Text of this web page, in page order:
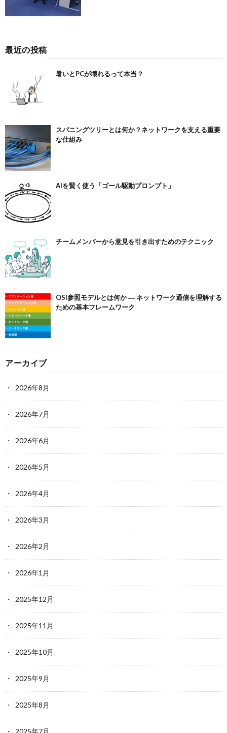
最近の投稿
暑いとPCが壊れるって本当？
スパニングツリーとは何か？ネットワークを支える重要
な仕組み
AIを賢く使う「ゴール駆動プロンプト」
チームメンバーから意見を引き出すためのテクニック
OSI参照モデルとは何か ― ネットワーク通信を理解する
ための基本フレームワーク
アーカイブ
2026年8月
2026年7月
2026年6月
2026年5月
2026年4月
2026年3月
2026年2月
2026年1月
2025年12月
2025年11月
2025年10月
2025年9月
2025年8月
2025年7月